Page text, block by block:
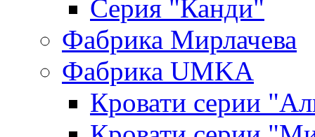
Серия "Канди"
Фабрика Мирлачева
Фабрика UMKA
Кровати серии